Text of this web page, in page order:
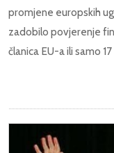
promjene europskih
zadobilo povjerenje
članica EU-a ili samo